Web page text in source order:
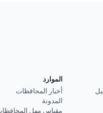
الموارد
أخبار المحافظات
المدونة
مقياس مهل